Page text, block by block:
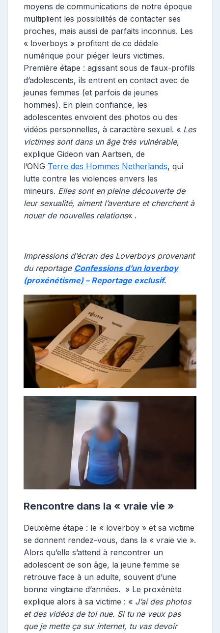
moyens de communications de notre époque
multiplient les possibilités de contacter ses
proches, mais aussi de parfaits inconnus. Les
« loverboys » profitent de ce dédale
numérique pour piéger leurs victimes.
Première étape : agissant sous de faux-profils
d’adolescents, ils entrent en contact avec de
jeunes femmes (et parfois de jeunes
hommes). En plein confiance, les
adolescentes envoient des photos ou des
vidéos personnelles, à caractère sexuel. « Les
victimes sont dans un âge très vulnérable,
explique Gideon van Aartsen, de
l’ONG Terre des Hommes Netherlands, qui
lutte contre les violences envers les
mineurs. Elles sont en pleine découverte de
leur sexualité, aiment l’aventure et cherchent à
nouer de nouvelles relations« .
Impressions d’écran des Loverboys provenant
du reportage Confessions d’un loverboy
(proxénétisme) – Reportage exclusif.
Rencontre dans la « vraie vie »
Deuxième étape : le « loverboy » et sa victime
se donnent rendez-vous, dans la « vraie vie ».
Alors qu’elle s’attend à rencontrer un
adolescent de son âge, la jeune femme se
retrouve face à un adulte, souvent d’une
bonne vingtaine d’années. » Le proxénète
explique alors à sa victime : « J’ai des photos
et des vidéos de toi nue. Si tu ne veux pas
que je mette ça sur internet, tu vas devoir